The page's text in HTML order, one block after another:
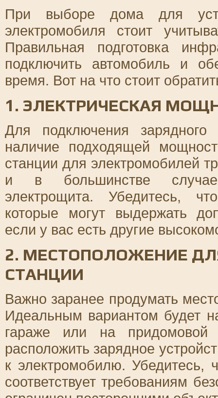
При выборе дома для
электромобиля стоит
Правильная подготовка
подключить автомобиль и
время. Вот на что стоит
1. ЭЛЕКТРИЧЕСКАЯ
Для подключения зарядного
наличие подходящей
станции для электромобилей
и в большинстве
электрощита. Убедитесь,
которые могут выдержать
если у вас есть другие
2. МЕСТОПОЛОЖЕНИЕ
СТАНЦИИ
Важно заранее продумать
Идеальным вариантом будет
гараже или на придомовой
расположить зарядное
к электромобилю. Убедитесь,
соответствует требованиям